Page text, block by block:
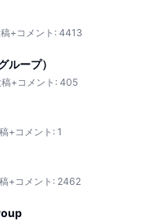
+コメント:4413
ループ）
+コメント:405
+コメント: 1
+コメント: 2462